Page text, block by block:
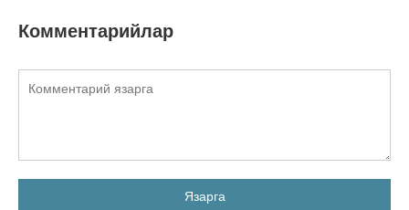
Комментарийлар
Язарга